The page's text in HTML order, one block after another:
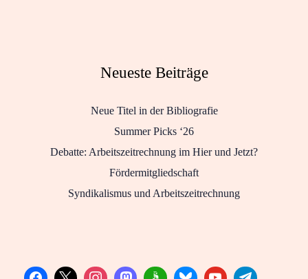
Neueste Beiträge
Neue Titel in der Bibliografie
Summer Picks ‘26
Debatte: Arbeitszeitrechnung im Hier und Jetzt?
Fördermitgliedschaft
Syndikalismus und Arbeitszeitrechnung